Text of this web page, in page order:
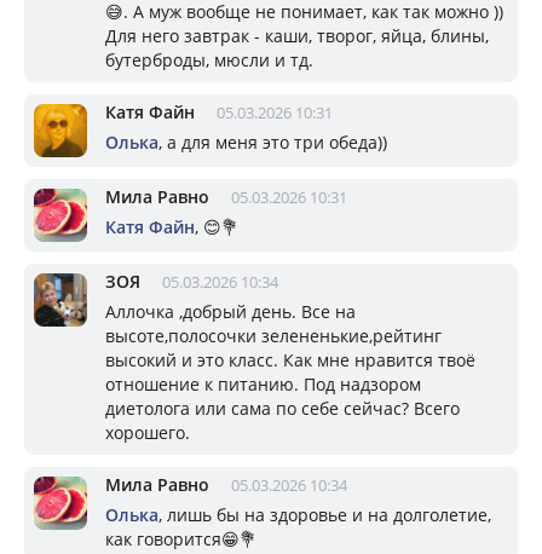
😅. А муж вообще не понимает, как так можно ))
Для него завтрак - каши, творог, яйца, блины,
бутерброды, мюсли и тд.
Катя Файн 05.03.2026 10:31
Олька, а для меня это три обеда))
Мила Равно 05.03.2026 10:31
Катя Файн, 😊💐
ЗОЯ 05.03.2026 10:34
Аллочка ,добрый день. Все на
высоте,полосочки зелененькие,рейтинг
высокий и это класс. Как мне нравится твоё
отношение к питанию. Под надзором
диетолога или сама по себе сейчас? Всего
хорошего.
Мила Равно 05.03.2026 10:34
Олька, лишь бы на здоровье и на долголетие,
как говорится😁💐